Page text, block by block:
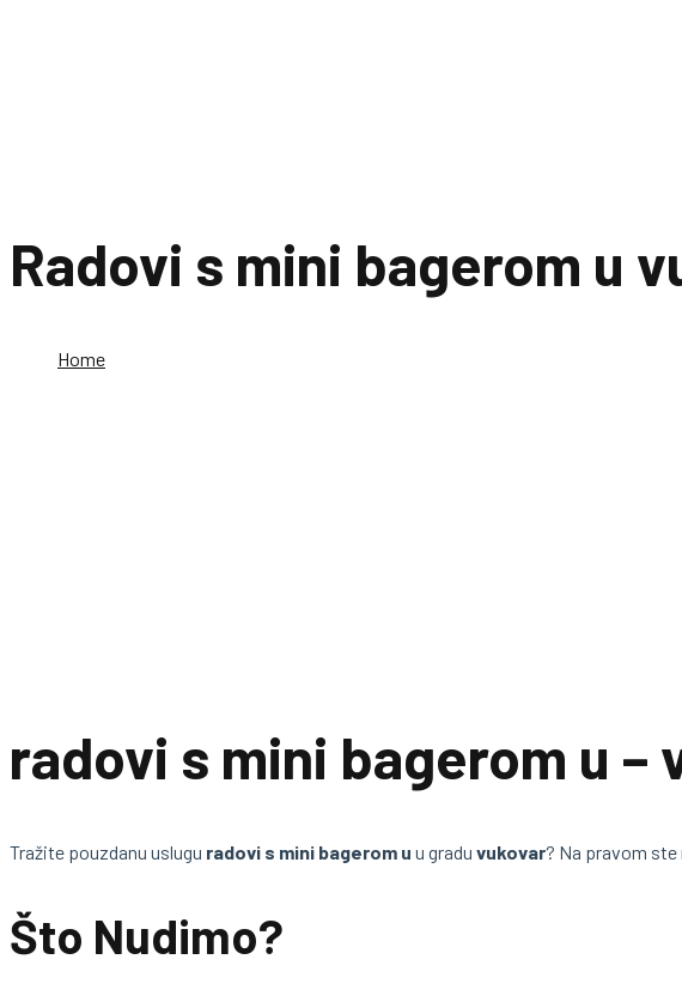
Radovi s mini bagerom u
Home
radovi s mini bagerom u –
Tražite pouzdanu uslugu radovi s mini bagerom u u gradu vukovar? Na pravom
Što Nudimo?